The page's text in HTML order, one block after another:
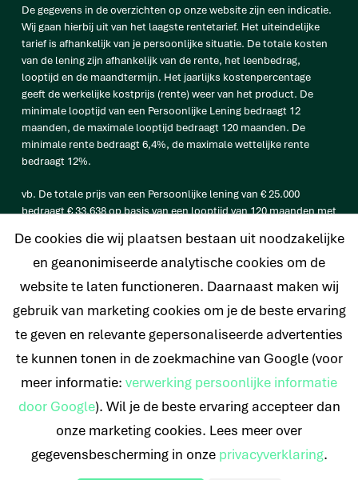
De gegevens in de overzichten op onze website zijn een indicatie.
Wij gaan hierbij uit van het laagste rentetarief. Het uiteindelijke
tarief is afhankelijk van je persoonlijke situatie. De totale kosten
van de lening zijn afhankelijk van de rente, het leenbedrag,
looptijd en de maandtermijn. Het jaarlijks kostenpercentage
geeft de werkelijke kostprijs (rente) weer van het product. De
minimale looptijd van een Persoonlijke Lening bedraagt 12
maanden, de maximale looptijd bedraagt 120 maanden. De
minimale rente bedraagt 6,4%, de maximale wettelijke rente
bedraagt 12%.
vb. De totale prijs van een Persoonlijke lening van € 25.000
bedraagt € 33.638 op basis van een looptijd van 120 maanden met
© 2026 Nederlands Krediet Collectief
De cookies die wij plaatsen bestaan uit noodzakelijke
en geanonimiseerde analytische cookies om de
website te laten functioneren. Daarnaast maken wij
gebruik van marketing cookies om je de beste ervaring
te geven en relevante gepersonaliseerde advertenties
te kunnen tonen in de zoekmachine van Google (voor
meer informatie: verwerking persoonlijke informatie
door Google). Wil je de beste ervaring accepteer dan
onze marketing cookies. Lees meer over
gegevensbescherming in onze privacyverklaring.